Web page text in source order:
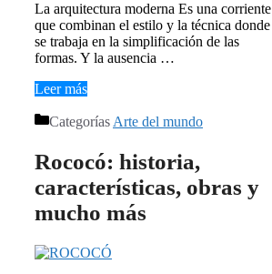
La arquitectura moderna Es una corriente
que combinan el estilo y la técnica donde
se trabaja en la simplificación de las
formas. Y la ausencia …
Leer más
Categorías Arte del mundo
Rococó: historia,
características, obras y
mucho más